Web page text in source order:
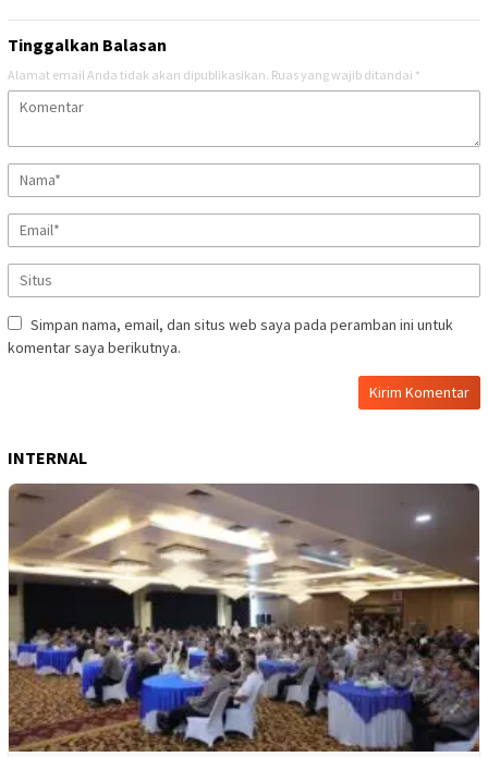
Tinggalkan Balasan
Alamat email Anda tidak akan dipublikasikan. Ruas yang wajib ditandai *
Simpan nama, email, dan situs web saya pada peramban ini untuk
komentar saya berikutnya.
INTERNAL